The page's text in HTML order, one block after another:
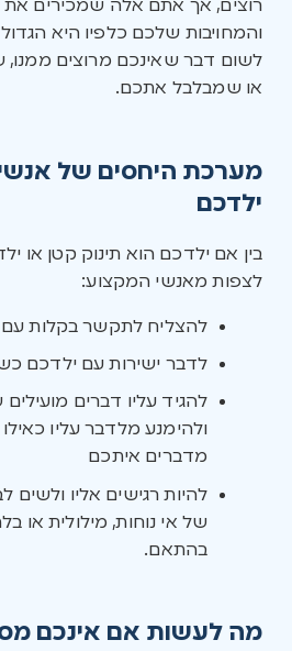
רוצים, אך אתם אלה שמכירים את
והמחויבות שלכם כלפיו היא
לשום דבר שאינכם מרוצים ממנו,
או שמבלבל אתכם.
מערכת היחסים של
ילדכם
בין אם ילדכם הוא תינוק קטן או
לצפות מאנשי המקצוע:
להצליח לתקשר בקלות עם
לדבר ישירות עם ילדכם
להגיד עליו דברים
ולהימנע מלדבר עליו
מדברים איתכם
להיות רגישים אליו ולשים
של אי נוחות, מילולית או
בהתאם.
מה לעשות אם אינכם